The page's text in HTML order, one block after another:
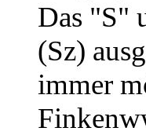
Das "S"
(Sz)
immer